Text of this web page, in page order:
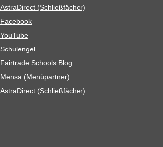
Astra­Di­rect (Schließ­fä­cher)
Face­book
You­Tube
Schul­en­gel
Fair­trade Schools Blog
Mensa (Menü­part­ner)
Astra­Di­rect (Schließ­fä­cher)